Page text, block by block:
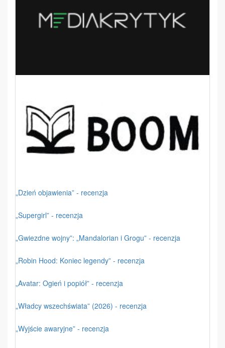
„Dzień objawienia” - recenzja
„Supergirl” - recenzja
„Gwiezdne wojny”: „Mandalorian i Grogu” - recenzja
„Robin Hood: Koniec legendy” - recenzja
„Avatar: Ogień i popiół” - recenzja
„Władcy wszechświata” (2026) - recenzja
„Wyjście awaryjne” - recenzja